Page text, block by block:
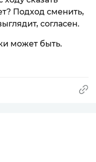
Подход сменить,
согласен.
может быть.